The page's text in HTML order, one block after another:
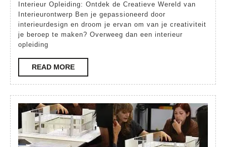
van
met
Opleiding
Interieur Opleiding: Ontdek de Creatieve Wereld van
Interieurontwerp Ben je gepassioneerd door
interieurdesign en droom je ervan om van je creativiteit
je beroep te maken? Overweeg dan een interieur
opleiding
READ MOREREAD
MORE